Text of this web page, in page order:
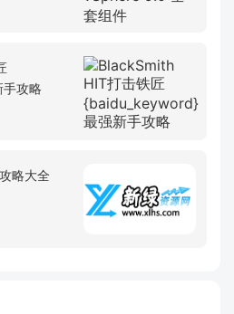
攻略
略大全